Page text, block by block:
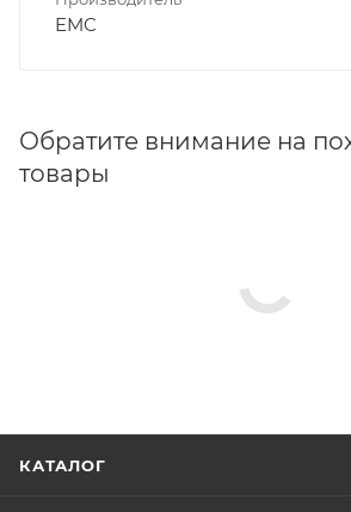
EMC
Обратите внимание на
товары
КАТАЛОГ